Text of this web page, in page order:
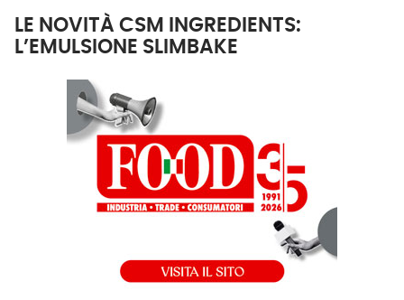
LE NOVITÀ CSM INGREDIENTS:
L’EMULSIONE SLIMBAKE